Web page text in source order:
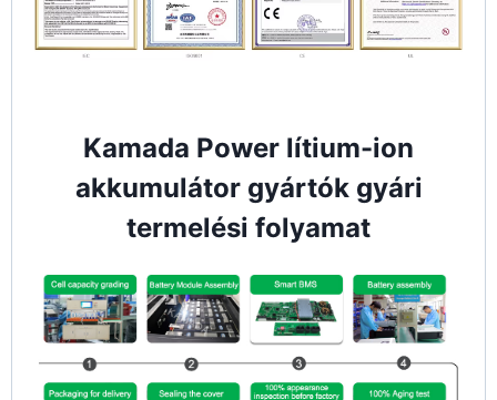
Kamada Power lítium-ion
akkumulátor gyártók gyári
termelési folyamat